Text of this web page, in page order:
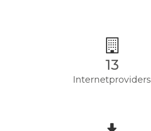
13
Internetproviders